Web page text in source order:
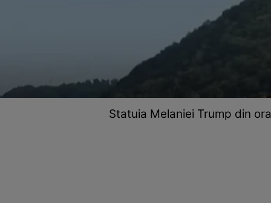
Statuia Melaniei Trump din